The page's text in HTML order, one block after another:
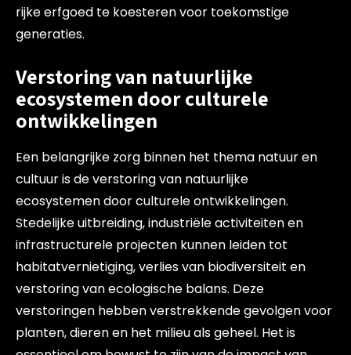
rijke erfgoed te koesteren voor toekomstige
generaties.
Verstoring van natuurlijke
ecosystemen door culturele
ontwikkelingen
Een belangrijke zorg binnen het thema natuur en
cultuur is de verstoring van natuurlijke
ecosystemen door culturele ontwikkelingen.
Stedelijke uitbreiding, industriële activiteiten en
infrastructurele projecten kunnen leiden tot
habitatvernietiging, verlies van biodiversiteit en
verstoring van ecologische balans. Deze
verstoringen hebben verstrekkende gevolgen voor
planten, dieren en het milieu als geheel. Het is